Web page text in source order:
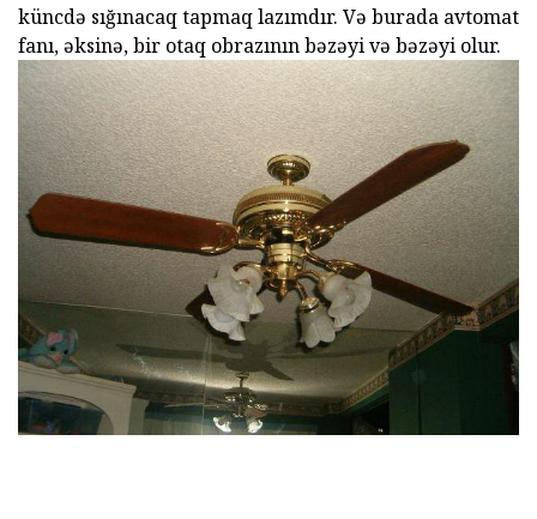
küncdə sığınacaq tapmaq lazımdır. Və burada avtomat
fanı, əksinə, bir otaq obrazının bəzəyi və bəzəyi olur.